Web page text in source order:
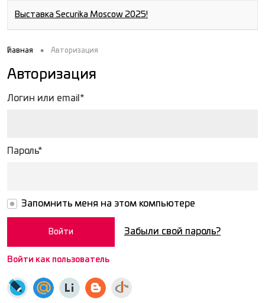
Выставка Securika Moscow 2025!
Главная • Авторизация
Авторизация
Логин или email*
Пароль*
Запомнить меня на этом компьютере
Забыли свой пароль?
Войти как пользователь